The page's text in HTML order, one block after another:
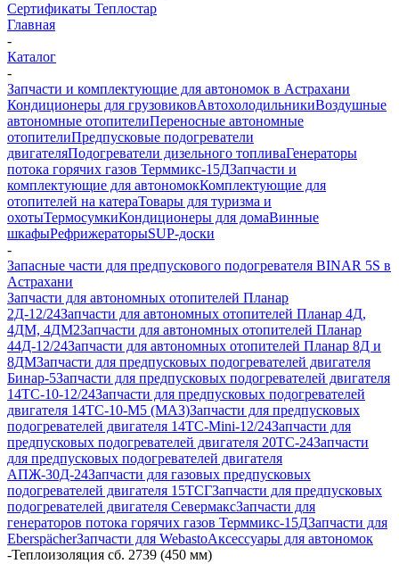
Сертификаты Теплостар
Главная
-
Каталог
-
Запчасти и комплектующие для автономок в Астрахани
Кондиционеры для грузовиковАвтохолодильникиВоздушные
автономные отопителиПереносные автономные
отопителиПредпусковые подогреватели
двигателяПодогреватели дизельного топливаГенераторы
потока горячих газов Терммикс-15ДЗапчасти и
комплектующие для автономокКомплектующие для
отопителей на катераТовары для туризма и
охотыТермосумкиКондиционеры для домаВинные
шкафыРефрижераторыSUP-доски
-
Запасные части для предпускового подогревателя BINAR 5S в
Астрахани
Запчасти для автономных отопителей Планар
2Д-12/24Запчасти для автономных отопителей Планар 4Д,
4ДМ, 4ДМ2Запчасти для автономных отопителей Планар
44Д-12/24Запчасти для автономных отопителей Планар 8Д и
8ДМЗапчасти для предпусковых подогревателей двигателя
Бинар-5Запчасти для предпусковых подогревателей двигателя
14ТС-10-12/24Запчасти для предпусковых подогревателей
двигателя 14ТС-10-М5 (МАЗ)Запчасти для предпусковых
подогревателей двигателя 14ТС-Mini-12/24Запчасти для
предпусковых подогревателей двигателя 20ТС-24Запчасти
для предпусковых подогревателей двигателя
АПЖ-30Д-24Запчасти для газовых предпусковых
подогревателей двигателя 15ТСГЗапчасти для предпусковых
подогревателей двигателя СевермаксЗапчасти для
генераторов потока горячих газов Терммикс-15ДЗапчасти для
EberspächerЗапчасти для WebastoАксессуары для автономок
-Теплоизоляция сб. 2739 (450 мм)